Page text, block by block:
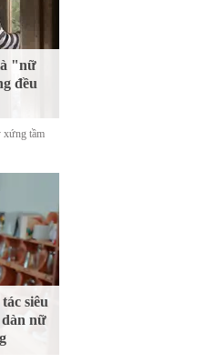
"nữ
đều
xứng tầm
siêu
dàn nữ